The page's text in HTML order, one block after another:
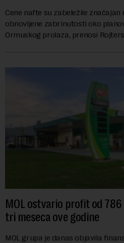
Cene nafte su zabeležile
obnovljene zabrinutosti oko
Ormuskog prolaza, prenosi
MOL ostvario profit od
tri meseca ove godine
MOL grupa je danas objavila